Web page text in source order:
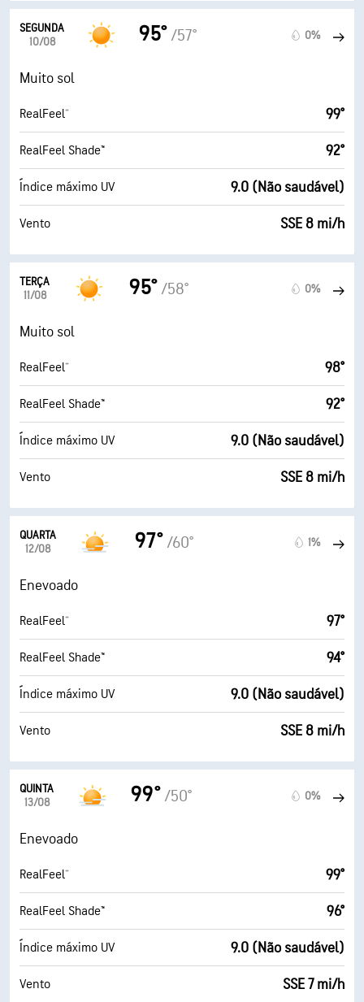
SEGUNDA
10/08
95° /57° 0%
Muito sol
RealFeel® 99°
RealFeel Shade™ 92°
Índice máximo UV 9.0 (Não saudável)
Vento SSE 8 mi/h
TERÇA
11/08
95° /58° 0%
Muito sol
RealFeel® 98°
RealFeel Shade™ 92°
Índice máximo UV 9.0 (Não saudável)
Vento SSE 8 mi/h
QUARTA
12/08
97° /60° 1%
Enevoado
RealFeel® 97°
RealFeel Shade™ 94°
Índice máximo UV 9.0 (Não saudável)
Vento SSE 8 mi/h
QUINTA
13/08
99° /50° 0%
Enevoado
RealFeel® 99°
RealFeel Shade™ 96°
Índice máximo UV 9.0 (Não saudável)
Vento SSE 7 mi/h